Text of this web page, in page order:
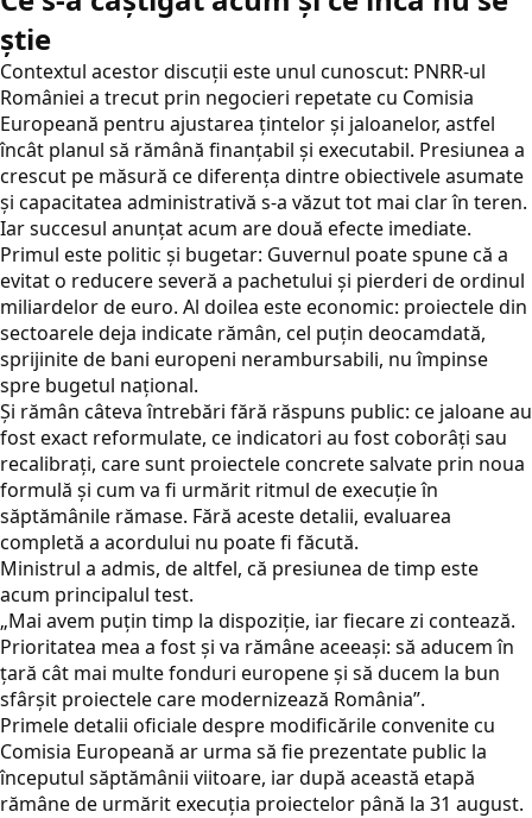
știe
Contextul acestor discuții este unul cunoscut: PNRR-ul
României a trecut prin negocieri repetate cu Comisia
Europeană pentru ajustarea țintelor și jaloanelor, astfel
încât planul să rămână finanțabil și executabil. Presiunea a
crescut pe măsură ce diferența dintre obiectivele asumate
și capacitatea administrativă s-a văzut tot mai clar în teren.
Iar succesul anunțat acum are două efecte imediate.
Primul este politic și bugetar: Guvernul poate spune că a
evitat o reducere severă a pachetului și pierderi de ordinul
miliardelor de euro. Al doilea este economic: proiectele din
sectoarele deja indicate rămân, cel puțin deocamdată,
sprijinite de bani europeni nerambursabili, nu împinse
spre bugetul național.
Și rămân câteva întrebări fără răspuns public: ce jaloane au
fost exact reformulate, ce indicatori au fost coborâți sau
recalibrați, care sunt proiectele concrete salvate prin noua
formulă și cum va fi urmărit ritmul de execuție în
săptămânile rămase. Fără aceste detalii, evaluarea
completă a acordului nu poate fi făcută.
Ministrul a admis, de altfel, că presiunea de timp este
acum principalul test.
„Mai avem puțin timp la dispoziție, iar fiecare zi contează.
Prioritatea mea a fost și va rămâne aceeași: să aducem în
țară cât mai multe fonduri europene și să ducem la bun
sfârșit proiectele care modernizează România”.
Primele detalii oficiale despre modificările convenite cu
Comisia Europeană ar urma să fie prezentate public la
începutul săptămânii viitoare, iar după această etapă
rămâne de urmărit execuția proiectelor până la 31 august.